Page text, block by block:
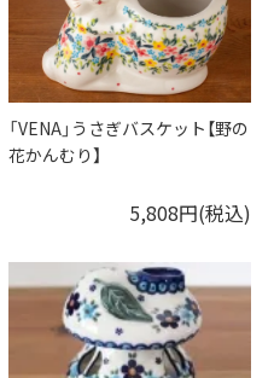
「VENA」うさぎバスケット【野の
花かんむり】
5,808円(税込)